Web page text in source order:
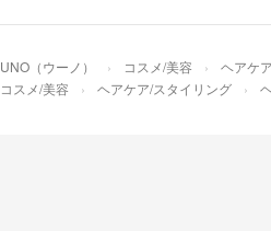
UNO（ウーノ） コスメ/美容 ヘアケ
コスメ/美容 ヘアケア/スタイリング